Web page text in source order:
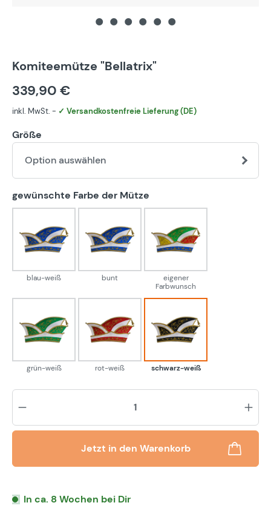
Komiteemütze "Bellatrix"
339,90 €
inkl. MwSt. - ✓ Versandkostenfreie Lieferung (DE)
Größe
Option auswählen
gewünschte Farbe der Mütze
blau-weiß
blau-weiß
bunt
bunt
eigener Farbwunsch
eigener
Farbwunsch
grün-weiß
grün-weiß
rot-weiß
rot-weiß
schwarz-weiß
schwarz-weiß
Jetzt in den Warenkorb
In ca. 8 Wochen bei Dir